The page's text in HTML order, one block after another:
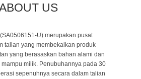
US
U) merupakan pusat
talian yang membekalkan produk
yang berasaskan bahan alami dan
milik. Penubuhannya pada 30
sepenuhnya secara dalam talian